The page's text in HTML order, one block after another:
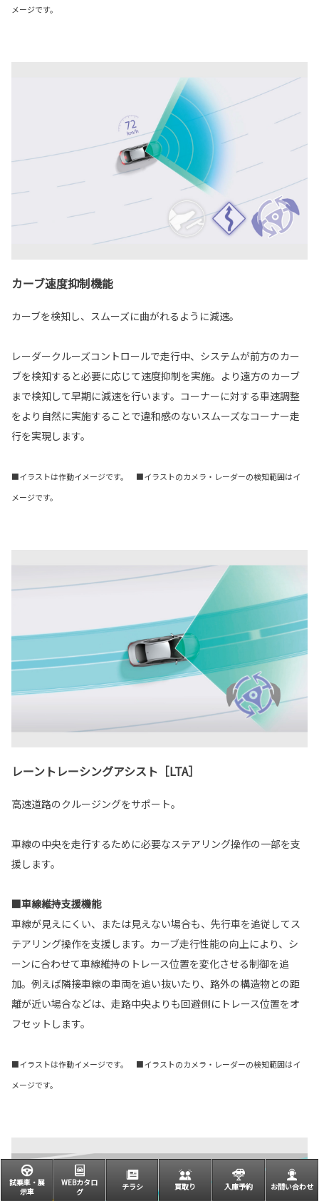
メージです。
カーブ速度抑制機能
カーブを検知し、スムーズに曲がれるように減速。
レーダークルーズコントロールで走行中、システムが前方のカー
ブを検知すると必要に応じて速度抑制を実施。より遠方のカーブ
まで検知して早期に減速を行います。コーナーに対する車速調整
をより自然に実施することで違和感のないスムーズなコーナー走
行を実現します。
■イラストは作動イメージです。 ■イラストのカメラ・レーダーの検知範囲はイ
メージです。
レーントレーシングアシスト［LTA］
高速道路のクルージングをサポート。
車線の中央を走行するために必要なステアリング操作の一部を支
援します。
■車線維持支援機能
車線が見えにくい、または見えない場合も、先行車を追従してス
テアリング操作を支援します。カーブ走行性能の向上により、シ
ーンに合わせて車線維持のトレース位置を変化させる制御を追
加。例えば隣接車線の車両を追い抜いたり、路外の構造物との距
離が近い場合などは、走路中央よりも回避側にトレース位置をオ
フセットします。
■イラストは作動イメージです。 ■イラストのカメラ・レーダーの検知範囲はイ
メージです。
試乗車・展
示車
WEBカタロ
グ
チラシ 買取り 入庫予約 お問い合わせ